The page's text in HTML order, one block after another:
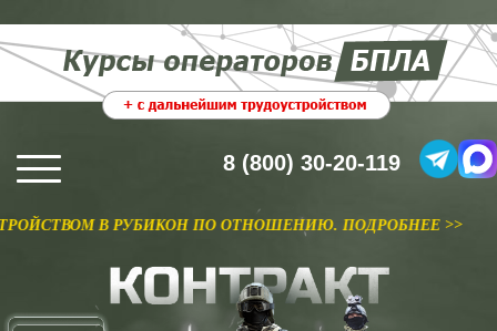
8 (800) 30-20-119
РУБИКОН ПО ОТНОШЕНИЮ. ПОДРОБНЕЕ >>